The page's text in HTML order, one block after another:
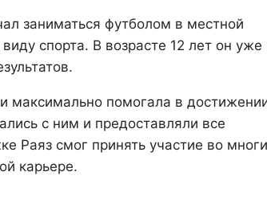
заниматься футболом в местной
спорта. В возрасте 12 лет он уже
максимально помогала в
с ним и предоставляли все
Раяз смог принять участие во
карьере.